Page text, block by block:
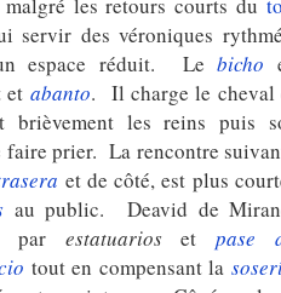
servir des véroniques
espace réduit. Lebicho
et abanto. Il charge le cheval
brièvement les reins puis
faire prier. La rencontre
et de côté, est plus
au public. Deavid de
par estatuariosetpase
tout en compensant la